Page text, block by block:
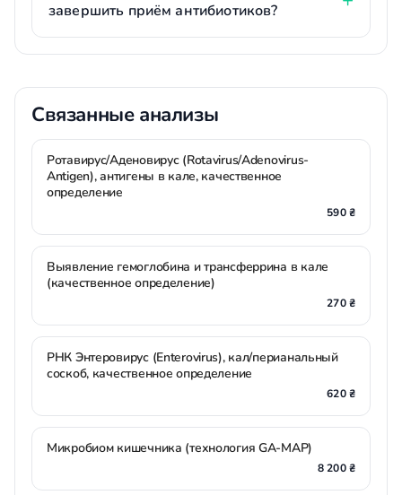
завершить приём антибиотиков?
Связанные анализы
Ротавирус/Аденовирус (Rotavirus/Adenovirus-
Antigen), антигены в кале, качественное
определение
590 ₴
Выявление гемоглобина и трансферрина в кале
(качественное определение)
270 ₴
РНК Энтеровирус (Enterovirus), кал/перианальный
соскоб, качественное определение
620 ₴
Микробиом кишечника (технология GA-MAP)
8 200 ₴